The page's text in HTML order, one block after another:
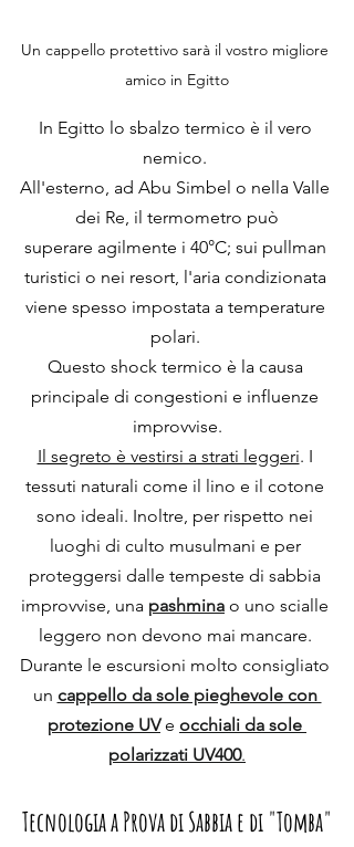
Un cappello protettivo sarà il vostro migliore
amico in Egitto
In Egitto lo sbalzo termico è il vero
nemico.
All'esterno, ad Abu Simbel o nella Valle
dei Re, il termometro può
superare agilmente i 40°C; sui pullman
turistici o nei resort, l'aria condizionata
viene spesso impostata a temperature
polari.
Questo shock termico è la causa
principale di congestioni e influenze
improvvise.
Il segreto è vestirsi a strati leggeri. I
tessuti naturali come il lino e il cotone
sono ideali. Inoltre, per rispetto nei
luoghi di culto musulmani e per
proteggersi dalle tempeste di sabbia
improvvise, una pashmina o uno scialle
leggero non devono mai mancare.
Durante le escursioni molto consigliato
un cappello da sole pieghevole con
protezione UV e occhiali da sole
polarizzati UV400.
Tecnologia a Prova di Sabbia e di "Tomba"